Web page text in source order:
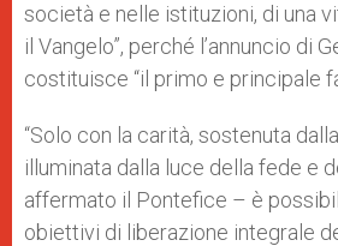
società e nelle istituzioni, di una
il Vangelo”, perché l’annuncio di
costituisce “il primo e principale
“Solo con la carità, sostenuta
illuminata dalla luce della fede e
affermato il Pontefice – è
obiettivi di liberazione integrale